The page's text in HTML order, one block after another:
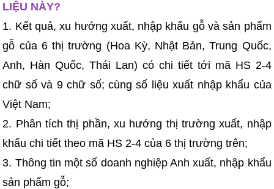
LIỆU NÀY?
1. Kết quả, xu hướng xuất, nhập khẩu gỗ và sản phẩm
gỗ của 6 thị trường (Hoa Kỳ, Nhật Bản, Trung Quốc,
Anh, Hàn Quốc, Thái Lan) có chi tiết tới mã HS 2-4
chữ số và 9 chữ số; cùng số liệu xuất nhập khẩu của
Việt Nam;
2. Phân tích thị phần, xu hướng thị trường xuất, nhập
khẩu chi tiết theo mã HS 2-4 của 6 thị trường trên;
3. Thông tin một số doanh nghiệp Anh xuất, nhập khẩu
sản phẩm gỗ;